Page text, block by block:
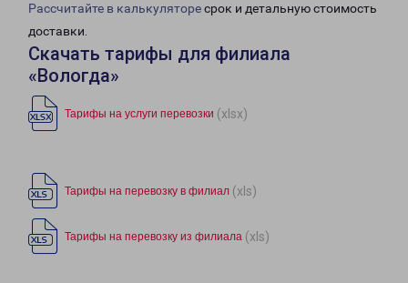
Рассчитайте в калькуляторесрок и детальную стоимость
доставки.
Скачать тарифы для филиала
«Вологда»
Тарифы на услуги перевозки (xlsx)
Тарифы на перевозку в филиал (xls)
Тарифы на перевозку из филиала (xls)